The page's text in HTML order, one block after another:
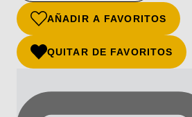
AÑADIR A FAVORITOS
QUITAR DE FAVORITOS